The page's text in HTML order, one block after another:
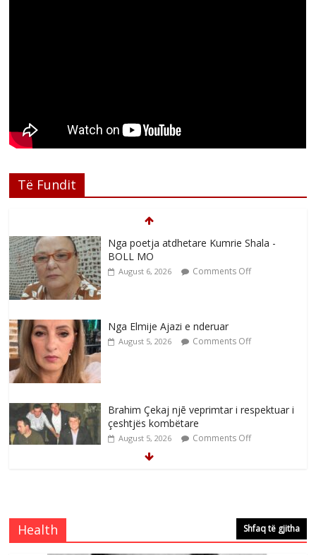
Të Fundit
Nga poetja atdhetare Kumrie Shala -
BOLL MO
August 6, 2026
August 5, 2026 Comments Off
çeshtjës kombëtare
August 5, 2026 Comments Off
Comments Off
Health Shfaq të gjitha